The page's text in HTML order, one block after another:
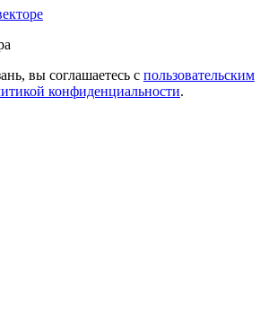
вы соглашаетесь с пользовательским
конфиденциальности.